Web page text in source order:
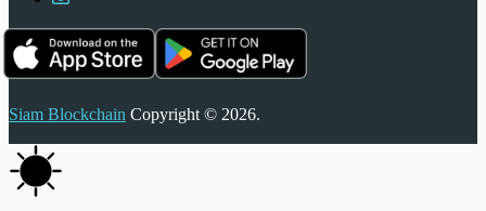
Siam Blockchain Copyright © 2026.